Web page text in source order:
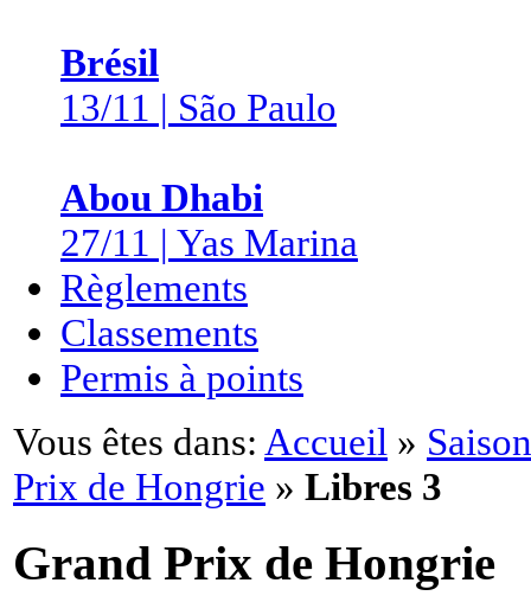
Brésil
13/11 | São Paulo
Abou Dhabi
27/11 | Yas Marina
Règlements
Classements
Permis à points
Vous êtes dans: Accueil »
Prix de Hongrie » Libres 3
Grand Prix de Hongrie